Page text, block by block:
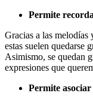
Permite
Gracias a las melodías
estas suelen quedarse
Asimismo, se quedan
expresiones que
Permite